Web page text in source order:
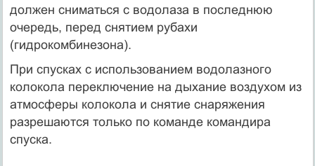
должен сниматься с водолаза в последнюю
очередь, перед снятием рубахи
(гидрокомбинезона).
При спусках с использованием водолазного
колокола переключение на дыхание воздухом из
атмосферы колокола и снятие снаряжения
разрешаются только по команде командира
спуска.